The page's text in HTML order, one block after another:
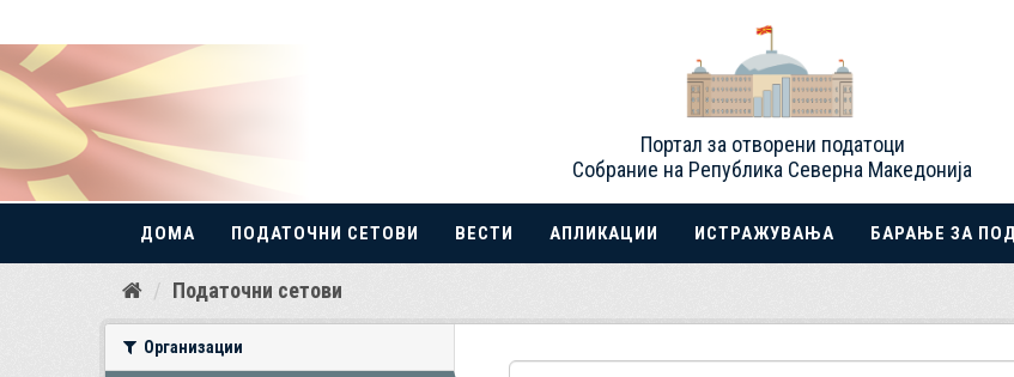
Прескокнете
Портал за отворени податоци
Собрание на Република Северна Македонија
ДОМА ПОДАТОЧНИ СЕТОВИ ВЕСТИ АПЛИКАЦИИ ИСТРАЖУВАЊА БАРАЊЕ ЗА
Податочни сетови
Организации